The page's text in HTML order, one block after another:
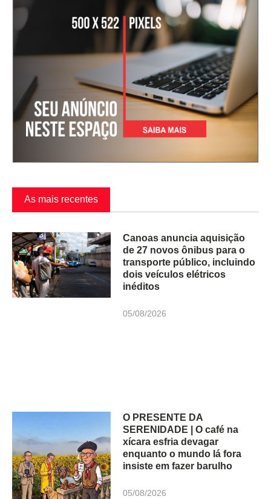
As mais recentes
Canoas anuncia aquisição
de 27 novos ônibus para o
transporte público, incluindo
dois veículos elétricos
inéditos
05/08/2026
O PRESENTE DA
SERENIDADE | O café na
xícara esfria devagar
enquanto o mundo lá fora
insiste em fazer barulho
05/08/2026